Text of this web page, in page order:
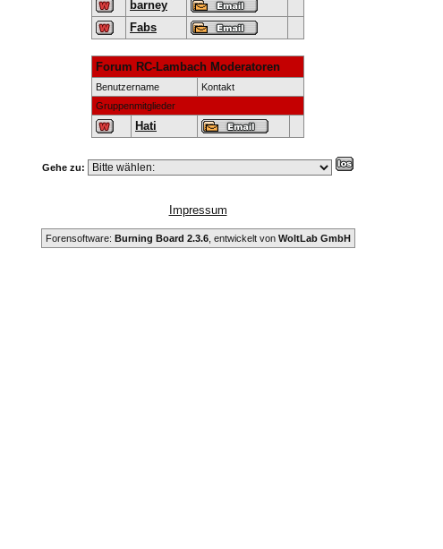
barney
Fabs
Forum RC-Lambach Moderatoren
Benutzername
Kontakt
Gruppenmitglieder
Hati
Gehe zu:
Impressum
Forensoftware: Burning Board 2.3.6, entwickelt von WoltLab GmbH